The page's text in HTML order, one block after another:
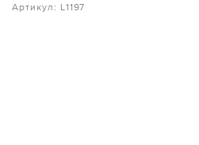
Артикул: L1197